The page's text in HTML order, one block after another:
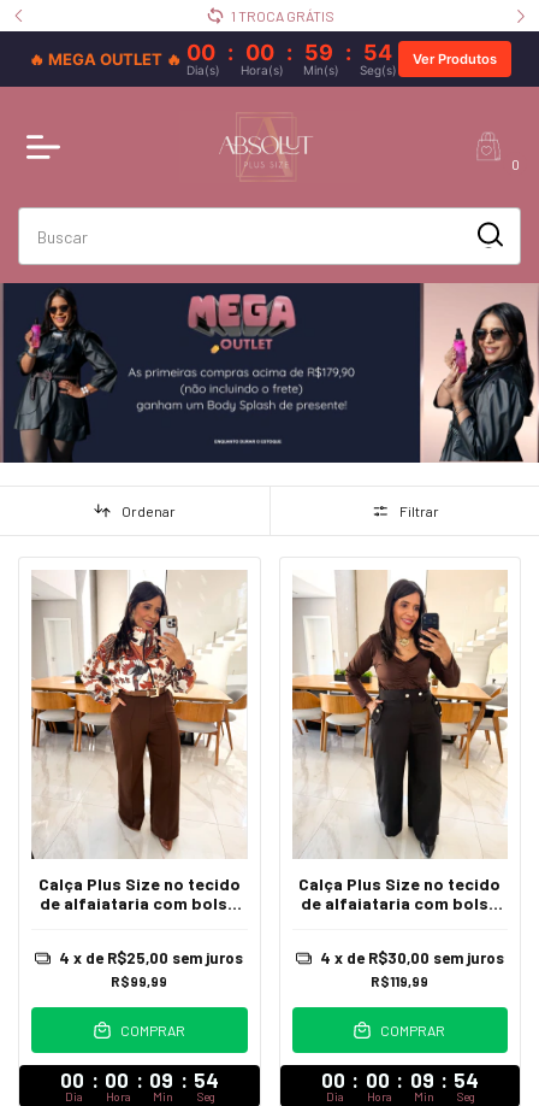
1 TROCA GRÁTIS
🔥 MEGA OUTLET 🔥 00 : 00 : 59 : 52
Dia(s) Hora(s) Min(s) Seg(s)
Ver Produtos
0
Ordenar Filtrar
Calça Plus Size no tecido
de alfaiataria com bolso
R$99,99
4 x de R$25,00 sem juros
COMPRAR
00 : 00 : 09 : 52
Dia Hora Min Seg
Calça Plus Size no tecido
de alfaiataria com bolso
Fernanda
R$119,99
4 x de R$30,00 sem juros
COMPRAR
00 : 00 : 09 : 52
Dia Hora Min Seg